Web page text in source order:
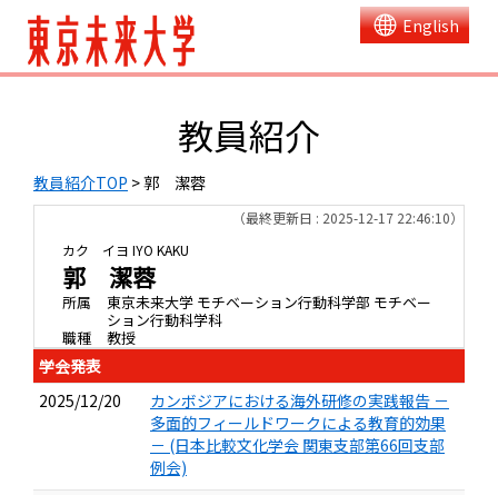
English
教員紹介
教員紹介TOP > 郭 潔蓉
（最終更新日 : 2025-12-17 22:46:10）
カク イヨ IYO KAKU
郭 潔蓉
所属
東京未来大学 モチベーション行動科学部 モチベー
ション行動科学科
職種
教授
学会発表
2025/12/20
カンボジアにおける海外研修の実践報告 －
多面的フィールドワークによる教育的効果
－ (日本比較文化学会 関東支部第66回支部
例会)